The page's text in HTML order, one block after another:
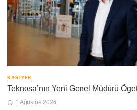
KARIYER
Teknosa’nın Yeni Genel Müdürü
1 Ağustos 2026